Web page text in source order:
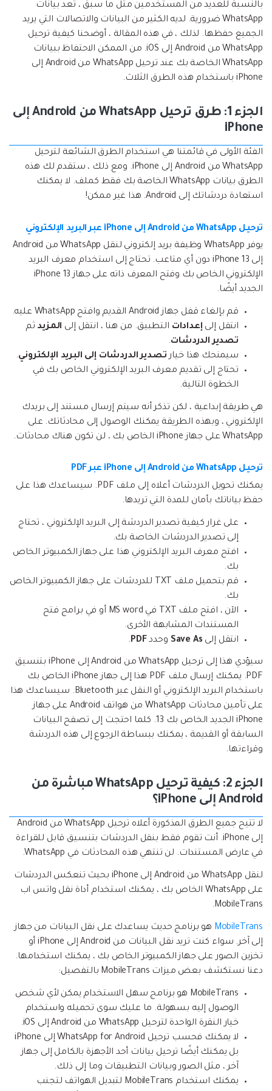
تحديث iOS
إعادة ضبط المصنع.
MobileTrans App
نقل بيانات الهاتف وبيانات WhatsApp والملفات بين
الأجهزة.
حفاظ الحالة ، وقراءة الدردشات المحذوفة، واستخدام
بالنسبة للعديد من المستخدمين مثل ما سبق ، تعد بيانات
WhatsApp ضرورية. لديه الكثير من البيانات والاتصالات التي يريد
الجميع حفظها. لذلك ، في هذه المقالة ، أوضحنا كيفية ترحيل
WhatsApp من Android إلى iOS. من الممكن الاحتفاظ ببيانات
WhatsApp الخاصة بك عند ترحيل WhatsApp من Android إلى
iPhone باستخدام هذه الطرق الثلاث.
الجزء 1: طرق ترحيل WhatsApp من Android إلى
iPhone
الفئة الأولى في قائمتنا هي استخدام الطرق الشائعة لترحيل
WhatsApp من Android إلى iPhone. ومع ذلك ، ستقدم لك هذه
الطرق بيانات WhatsApp الخاصة بك فقط كملف. لا يمكنك
استعادة دردشاتك إلى Android. هذا غير ممكن!
ترحيل WhatsApp من Android إلى iPhone عبر البريد الإلكتروني
يوفر WhatsApp وظيفة بريد إلكتروني لنقل WhatsApp من Android
إلى iPhone 13 دون أي متاعب. تحتاج إلى استخدام معرف البريد
الإلكتروني الخاص بك وفتح المعرف ذاته على جهاز iPhone 13
الجديد أيضًا.
قم بإلغاء قفل جهاز Android القديم وافتح WhatsApp عليه.
انتقل إلىإعدادات التطبيق. من هنا ، انتقل إلى المزيدثم
تصدير الدردشات.
سيمنحك هذا خيارتصدير الدردشات إلى البريد الإلكتروني.
تحتاج إلى تقديم معرف البريد الإلكتروني الخاص بك في
الخطوة التالية.
هي طريقة إبداعية ، لكن تذكر أنه سيتم إرسال مستند إلى بريدك
الإلكتروني ، وبهذه الطريقة يمكنك الوصول إلى محادثاتك. على
WhatsApp على جهاز iPhone الخاص بك ، لن تكون هناك محادثات.
ترحيل WhatsApp من Android إلى iPhone عبر PDF
يمكنك تحويل الدردشات أعلاه إلى ملف PDF. سيساعدك هذا على
حفظ بياناتك بأمان للمدة التي تريدها.
على غرار كيفية تصدير الدردشة إلى البريد الإلكتروني ، تحتاج
إلى تصدير الدردشات الخاصة بك.
افتح معرف البريد الإلكتروني هذا على جهاز الكمبيوتر الخاص
بك.
قم بتحميل ملف TXT للدردشات على جهاز الكمبيوتر الخاص
بك.
الآن ، افتح ملف TXT في MS word أو في برامج فتح
المستندات المشابهة الأخرى.
انتقل إلى Save As وحدد PDF
.
سيؤدي هذا إلى ترحيل WhatsApp من Android إلى iPhone بتنسيق
PDF. يمكنك إرسال ملف PDF هذا إلى جهاز iPhone الخاص بك
باستخدام البريد الإلكتروني أو النقل عبر Bluetooth. سيساعدك هذا
على تأمين محادثات WhatsApp من هواتف Android على جهاز
iPhone الجديد الخاص بك 13. كلما احتجت إلى تصفح البيانات
السابقة أو القديمة ، يمكنك ببساطة الرجوع إلى هذه الدردشة
وقراءتها.
الجزء 2: كيفية ترحيل WhatsApp مباشرة من
Android إلى iPhone؟
لا تتيح جميع الطرق المذكورة أعلاه ترحيل WhatsApp من Android
إلى iPhone. أنت تقوم فقط بنقل الدردشات بتنسيق قابل للقراءة
في عارض المستندات. لن تنتهي هذه المحادثات في WhatsApp.
لنقل WhatsApp من Android إلى iPhone بحيث تنعكس الدردشات
على WhatsApp الخاص بك ، يمكنك استخدام أداة نقل واتس اب
MobileTrans.
MobileTrans هو برنامج حديث يساعدك على نقل البيانات من جهاز
إلى آخر. سواء كنت تريد نقل البيانات من Android إلى iPhone أو
تخزين الصور على جهاز الكمبيوتر الخاص بك ، يمكنك استخدامها.
دعنا نستكشف بعض ميزات MobileTrans بالتفصيل:
MobileTrans هو برنامج سهل الاستخدام يمكن لأي شخص
الوصول إليه بسهولة. ما عليك سوى تحميله واستخدام
خيار النقرة الواحدة لترحيل WhatsApp من Android إلى iOS.
لا يمكنك فحسب ترحيل WhatsApp for Android إلى iPhone
بل يمكنك أيضًا ترحيل بيانات أحد الأجهزة بالكامل إلى جهاز
آخر ، مثل الصور وبيانات التطبيقات وما إلى ذلك.
يمكنك استخدام MobileTrans لتبديل الهواتف لتجنب